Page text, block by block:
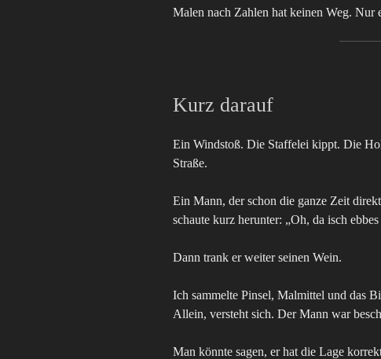
Malen nach Zahlen hat keinen Weg. Nur
Kurz darauf
Ein Windstoß. Die Staffelei kippt. Die
Straße.
Ein Mann, der schon die ganze Zeit
schaute kurz herunter: „Oh, da isch ebbes
Dann trank er weiter seinen Wein.
Ich sammelte Pinsel, Malmittel und das
Allein, versteht sich. Der Mann war
Man könnte sagen, er hat die Lage